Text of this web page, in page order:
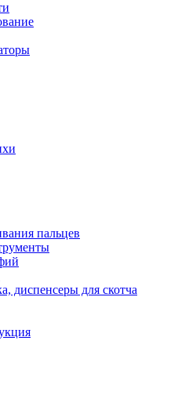
пальцев
диспенсеры для скотча